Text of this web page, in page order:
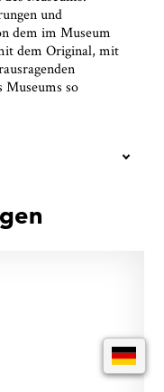
und
dem im Museum
dem Original, mit
Museums so